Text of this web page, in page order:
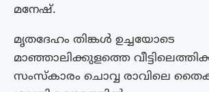
മനേഷ്.
മൃതദേഹം തിങ്കൾ ഉച്ചയോടെ
മാഞ്ഞാലിക്കുളത്തെ
സംസ്‌കാരം ചൊവ്വ രാവിലെ